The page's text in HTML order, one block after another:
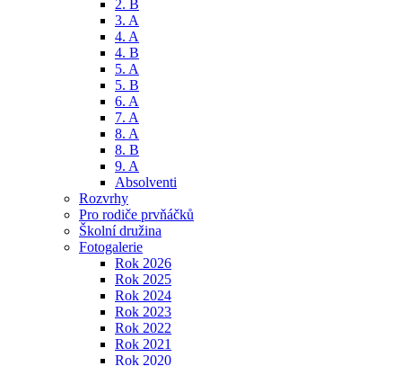
2. B
3. A
4. A
4. B
5. A
5. B
6. A
7. A
8. A
8. B
9. A
Absolventi
Rozvrhy
Pro rodiče prvňáčků
Školní družina
Fotogalerie
Rok 2026
Rok 2025
Rok 2024
Rok 2023
Rok 2022
Rok 2021
Rok 2020